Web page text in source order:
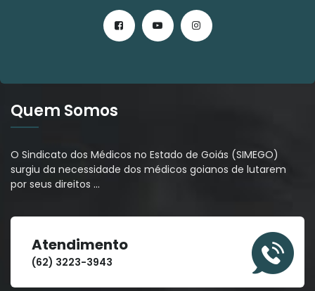
Quem Somos
O Sindicato dos Médicos no Estado de Goiás (SIMEGO)
surgiu da necessidade dos médicos goianos de lutarem
por seus direitos …
Atendimento
(62) 3223-3943